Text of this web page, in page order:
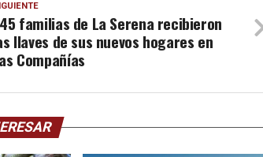
familias de La Serena recibieron
llaves de sus nuevos hogares en
Compañías